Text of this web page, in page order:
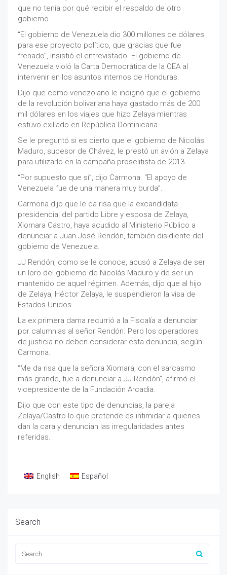
que no tenía por qué recibir el respaldo de otro
gobierno.
“El gobierno de Venezuela dio 300 millones de dólares
para ese proyecto político, que gracias que fue
frenado”, insistió el entrevistado. El gobierno de
Venezuela violó la Carta Democrática de la OEA al
intervenir en los asuntos internos de Honduras.
Dijo que como venezolano le indignó que el gobierno
de la revolución bolivariana haya gastado más de 200
mil dólares en los viajes que hizo Zelaya mientras
estuvo exiliado en República Dominicana.
Se le preguntó si es cierto que el gobierno de Nicolás
Maduro, sucesor de Chávez, le prestó un avión a Zelaya
para utilizarlo en la campaña proselitista de 2013.
“Por supuesto que sí”, dijo Carmona. “El apoyo de
Venezuela fue de una manera muy burda”.
Carmona dijo que le da risa que la excandidata
presidencial del partido Libre y esposa de Zelaya,
Xiomara Castro, haya acudido al Ministerio Público a
denunciar a Juan José Rendón, también disidiente del
gobierno de Venezuela.
JJ Rendón, como se le conoce, acusó a Zelaya de ser
un loro del gobierno de Nicolás Maduro y de ser un
mantenido de aquel régimen. Además, dijo que al hijo
de Zelaya, Héctor Zelaya, le suspendieron la visa de
Estados Unidos.
La ex primera dama recurrió a la Fiscalía a denunciar
por calumnias al señor Rendón. Pero los operadores
de justicia no deben considerar esta denuncia, según
Carmona.
“Me da risa que la señora Xiomara, con el sarcasmo
más grande, fue a denunciar a JJ Rendón”, afirmó el
vicepresidente de la Fundación Arcadia.
Dijo que con este tipo de denuncias, la pareja
Zelaya/Castro lo que pretende es intimidar a quienes
dan la cara y denuncian las irregularidades antes
referidas.
English Español
Search